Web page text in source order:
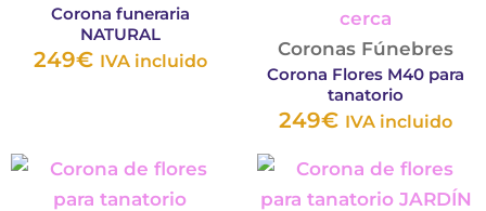
página
producto
Corona funeraria
NATURAL
249€ IVA incluido
variantes.
opciones
pueden
Coronas Fúnebres
Corona Flores M40 para
tanatorio
249€ IVA incluido
Las
Este
producto